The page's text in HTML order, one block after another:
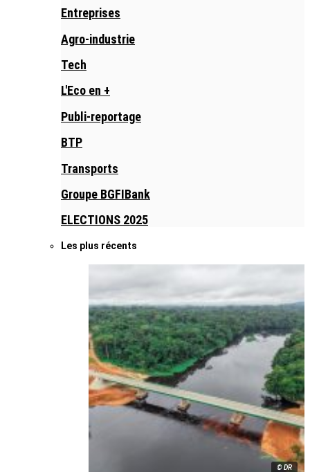
Entreprises
Agro-industrie
Tech
L'Eco en +
Publi-reportage
BTP
Transports
Groupe BGFIBank
ELECTIONS 2025
Les plus récents
© DR